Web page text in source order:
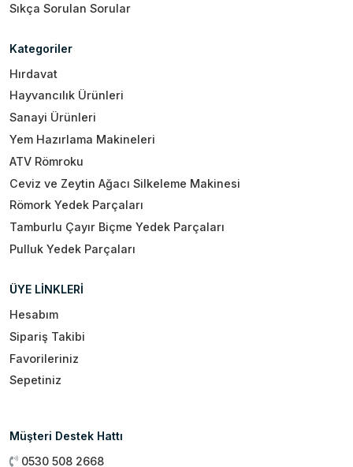
Sıkça Sorulan Sorular
Kategoriler
Hırdavat
Hayvancılık Ürünleri
Sanayi Ürünleri
Yem Hazırlama Makineleri
ATV Römroku
Ceviz ve Zeytin Ağacı Silkeleme Makinesi
Römork Yedek Parçaları
Tamburlu Çayır Biçme Yedek Parçaları
Pulluk Yedek Parçaları
ÜYE LİNKLERİ
Hesabım
Sipariş Takibi
Favorileriniz
Sepetiniz
Müşteri Destek Hattı
0530 508 2668